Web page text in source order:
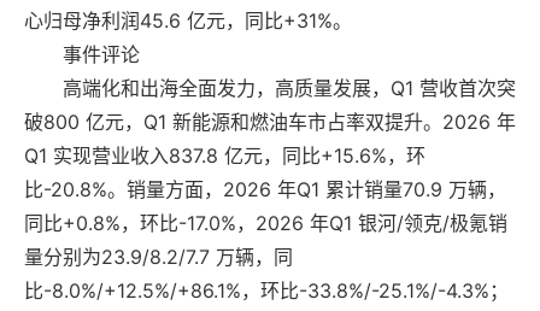
心归母净利润45.6 亿元，同比+31%。
事件评论
高端化和出海全面发力，高质量发展，Q1 营收首次突
破800 亿元，Q1 新能源和燃油车市占率双提升。2026 年
Q1 实现营业收入837.8 亿元，同比+15.6%，环
比-20.8%。销量方面，2026 年Q1 累计销量70.9 万辆，
同比+0.8%，环比-17.0%，2026 年Q1 银河/领克/极氪销
量分别为23.9/8.2/7.7 万辆，同
比-8.0%/+12.5%/+86.1%，环比-33.8%/-25.1%/-4.3%；